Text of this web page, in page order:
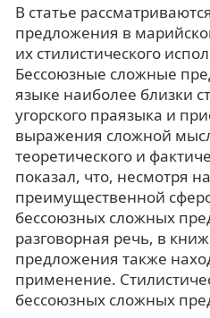
В статье
предложения в
их стилистического
Бессоюзные сложные
языке наиболее близки
угорского праязыка и
выражения сложной
теоретического и
показал, что, несмотря
преимущественной
бессоюзных сложных
разговорная речь, в
предложения также
применение.
бессоюзных сложных